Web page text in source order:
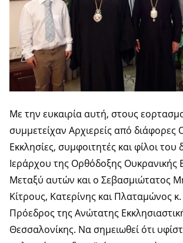
Με την ευκαιρία αυτή, στους
συμμετείχαν Αρχιερείς από διάφορες
Εκκλησίες, συμφοιτητές και φίλοι του
Ιεράρχου της Ορθόδοξης Ουκρανικής
Μεταξύ αυτών και ο Σεβασμιώτατος
Κίτρους, Κατερίνης και Πλαταμώνος κ.
Πρόεδρος της Ανώτατης
Θεσσαλονίκης. Να σημειωθεί ότι